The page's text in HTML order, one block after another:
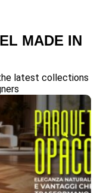
MADE IN
latest collections